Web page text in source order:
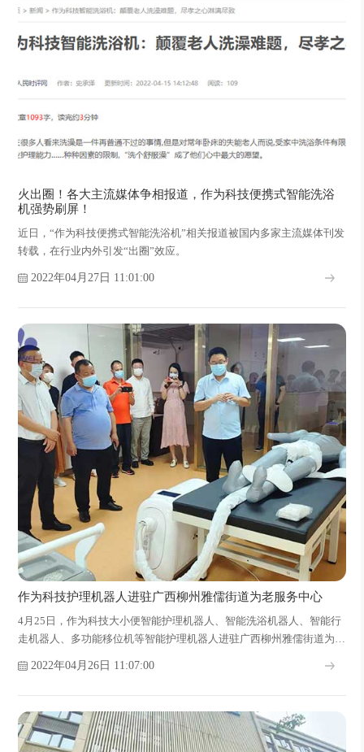
火出圈！各大主流媒体争相报道，作为科技便携式智能洗浴
机强势刷屏！
近日，“作为科技便携式智能洗浴机”相关报道被国内多家主流媒体刊发
转载，在行业内外引发“出圈”效应。
2022年04月27日 11:01:00
作为科技护理机器人进驻广西柳州雅儒街道为老服务中心
4月25日，作为科技大小便智能护理机器人、智能洗浴机器人、智能行
走机器人、多功能移位机等智能护理机器人进驻广西柳州雅儒街道为老
地照护，享受到高质量的养老生活。
2022年04月26日 11:07:00